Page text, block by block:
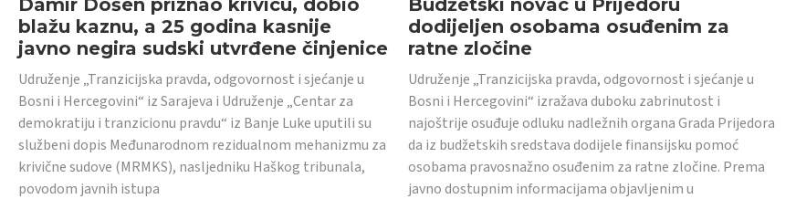
blažu kaznu, a 25 godina kasnije
javno negira sudski utvrđene činjenice
Udruženje „Tranzicijska pravda, odgovornost i sjećanje u
Bosni i Hercegovini“ iz Sarajeva i Udruženje „Centar za
demokratiju i tranzicionu pravdu“ iz Banje Luke uputili su
službeni dopis Međunarodnom rezidualnom mehanizmu za
krivične sudove (MRMKS), nasljedniku Haškog tribunala,
povodom javnih istupa
dodijeljen osobama osuđenim za
ratne zločine
Udruženje „Tranzicijska pravda, odgovornost i sjećanje u
Bosni i Hercegovini“ izražava duboku zabrinutost i
najoštrije osuđuje odluku nadležnih organa Grada Prijedora
da iz budžetskih sredstava dodijele finansijsku pomoć
osobama pravosnažno osuđenim za ratne zločine. Prema
javno dostupnim informacijama objavljenim u